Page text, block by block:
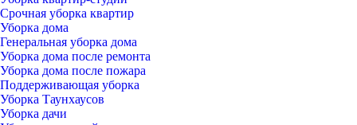
Срочная уборка квартир
Уборка дома
Генеральная уборка дома
Уборка дома после ремонта
Уборка дома после пожара
Поддерживающая уборка
Уборка Таунхаусов
Уборка дачи